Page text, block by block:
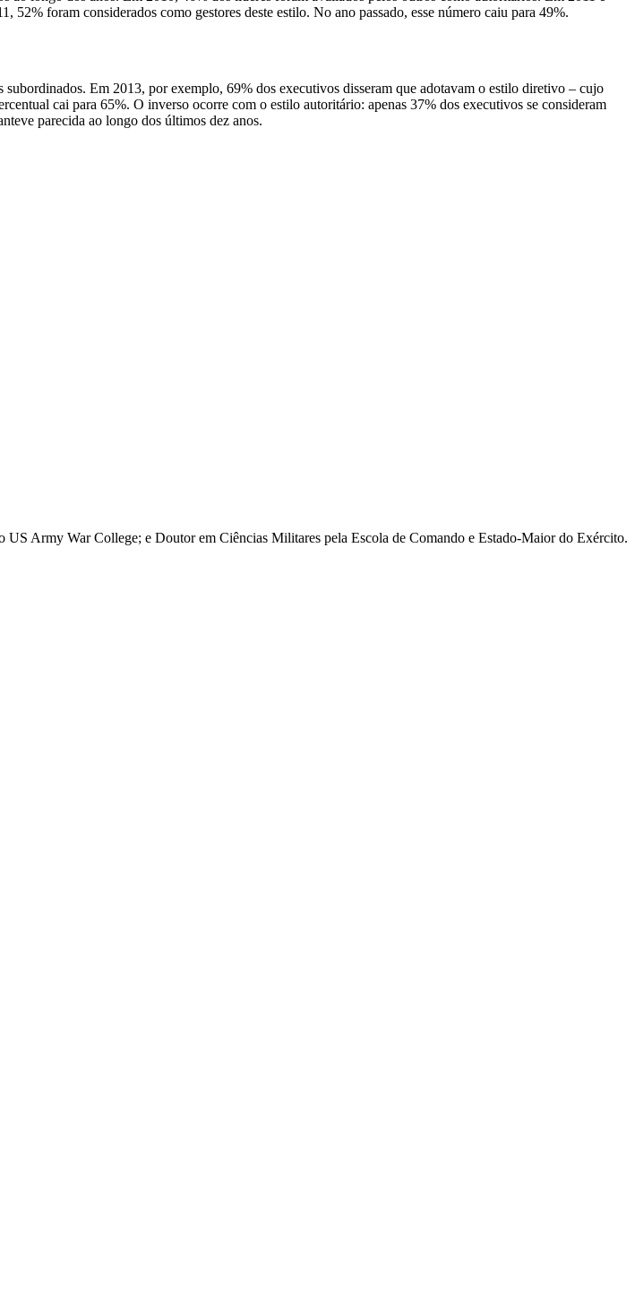
52% foram considerados como gestores deste estilo. No ano passado, esse número caiu para 49%.
Em 2013, por exemplo, 69% dos executivos disseram que adotavam o estilo diretivo – cujo
cai para 65%. O inverso ocorre com o estilo autoritário: apenas 37% dos executivos se consideram
parecida ao longo dos últimos dez anos.
Army War College; e Doutor em Ciências Militares pela Escola de Comando e Estado-Maior do Exército.